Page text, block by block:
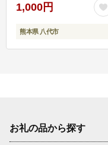
1,000円
熊本県 八代市
お礼の品から探す